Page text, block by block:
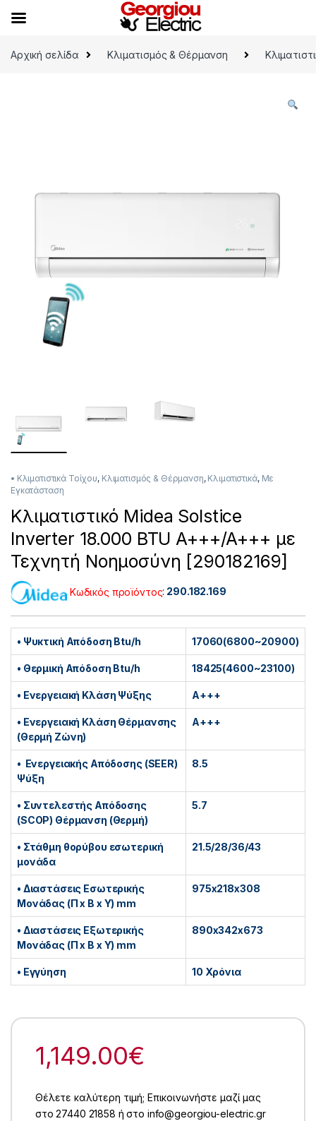
Αρχική σελίδα
Κλιματισμός & Θέρμανση
• Κλιματιστικά Τοίχου, Κλιματισμός & Θέρμανση, Κλιματιστικά, Με
Εγκατάσταση
Κλιματιστικό Midea Solstice
Inverter 18.000 BTU A+++/A+++ με
Τεχνητή Νοημοσύνη [290182169]
Κωδικός προϊόντος: 290.182.169
• Ψυκτική Απόδοση Btu/h 17060(6800~20900)
• Θερμική Απόδοση Btu/h 18425(4600~23100)
• Ενεργειακή Κλάση Ψύξης A+++
• Ενεργειακή Κλάση Θέρμανσης
(Θερμή Ζώνη)
A+++
• Ενεργειακής Απόδοσης (SEER)
Ψύξη
8.5
• Συντελεστής Απόδοσης
(SCOP) Θέρμανση (Θερμή)
5.7
• Στάθμη θορύβου εσωτερική
μονάδα
21.5/28/36/43
• Διαστάσεις Εσωτερικής
Μονάδας (Π x Β x Υ) mm
975x218x308
• Διαστάσεις Εξωτερικής
Μονάδας (Π x Β x Υ) mm
890x342x673
• Εγγύηση 10 Χρόνια
1,149.00€
Θέλετε καλύτερη τιμή; Επικοινωνήστε μαζί μας
στο 27440 21858 ή στο info@georgiou-electric.gr